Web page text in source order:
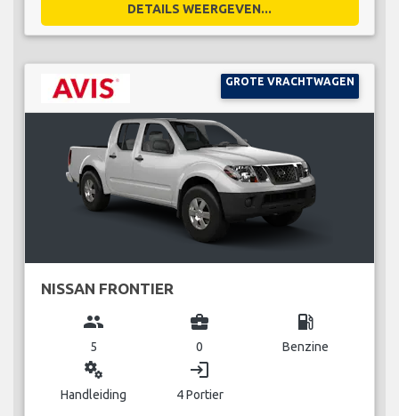
DETAILS WEERGEVEN...
GROTE VRACHTWAGEN
NISSAN FRONTIER
group
5
business_center
0
local_gas_station
Benzine
miscellaneous_services
Handleiding
login
4 Portier